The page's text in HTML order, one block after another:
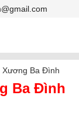
Xương Ba Đình
Ba Đình